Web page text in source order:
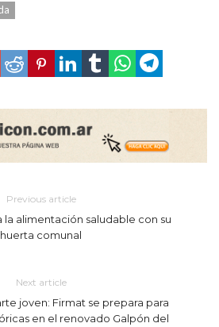
Previous article
la alimentación saludable con su
huerta comunal
Next article
joven: Firmat se prepara para
en el renovado Galpón del